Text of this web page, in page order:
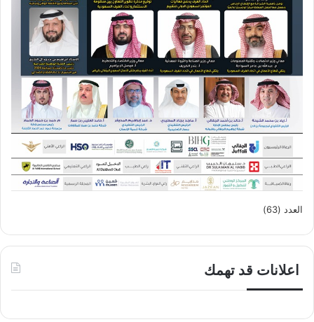
العدد (63)
اعلانات قد تهمك